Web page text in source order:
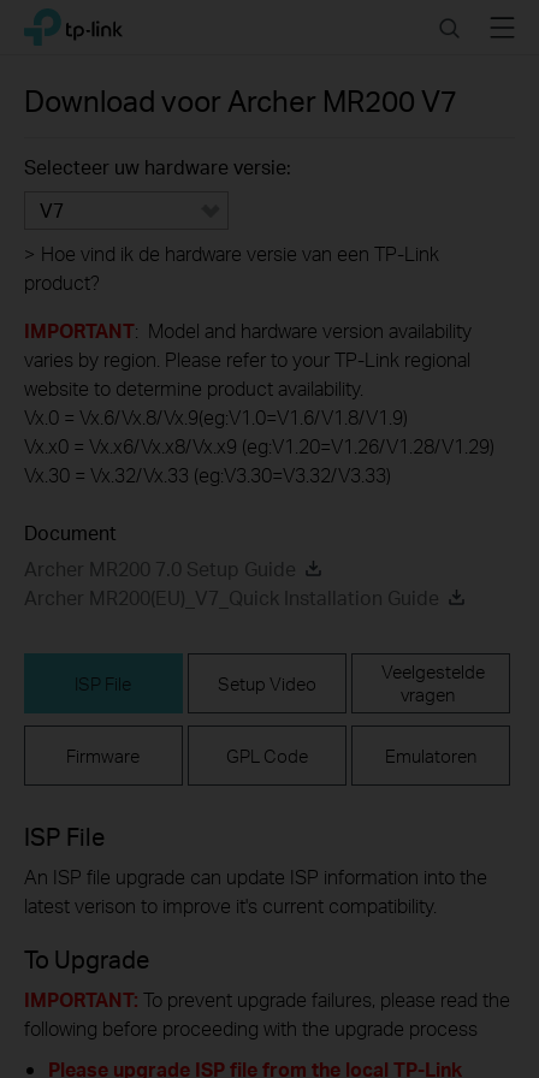
Click
navigation
TP-Link, Reliably Smart SearchMenu
Download voor Archer MR200 V7
Selecteer uw hardware versie:
V7
> Hoe vind ik de hardware versie van een TP-Link
product?
IMPORTANT: Model and hardware version availability
varies by region. Please refer to your TP-Link regional
website to determine product availability.
Vx.0 = Vx.6/Vx.8/Vx.9(eg:V1.0=V1.6/V1.8/V1.9)
Vx.x0 = Vx.x6/Vx.x8/Vx.x9 (eg:V1.20=V1.26/V1.28/V1.29)
Vx.30 = Vx.32/Vx.33 (eg:V3.30=V3.32/V3.33)
Document
Archer MR200 7.0 Setup Guide
Archer MR200(EU)_V7_Quick Installation Guide
ISP File Setup Video
Veelgestelde
vragen
Firmware GPL Code Emulatoren
ISP File
An ISP file upgrade can update ISP information into the
latest verison to improve it's current compatibility.
To Upgrade
IMPORTANT: To prevent upgrade failures, please read the
following before proceeding with the upgrade process
Please upgrade ISP file from the local TP-Link